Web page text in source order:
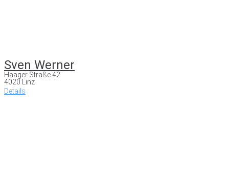
Sven Werner
Haager Straße 42
4020 Linz
Details